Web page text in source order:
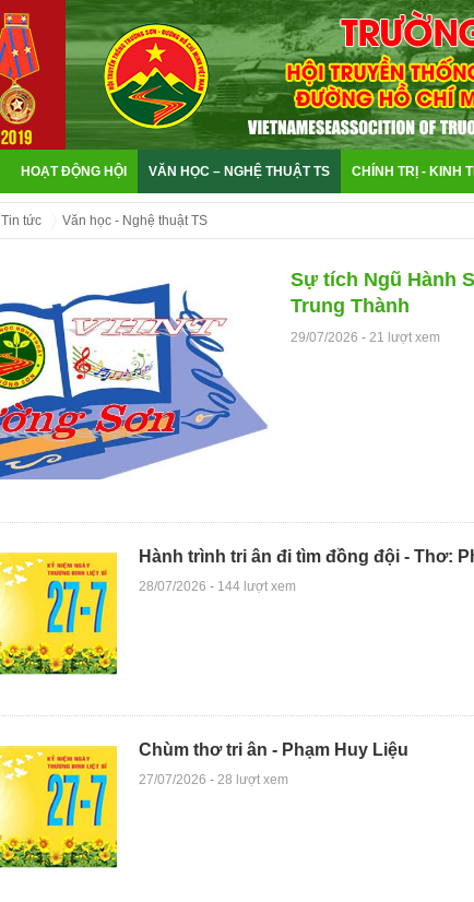
HOẠT ĐỘNG HỘI VĂN HỌC – NGHỆ THUẬT TS CHÍNH TRỊ - KINH
Tin tức Văn học - Nghệ thuật TS
Sự tích Ngũ Hành
Trung Thành
29/07/2026 - 21 lượt xem
Hành trình tri ân đi tìm đồng đội - Thơ:
28/07/2026 - 144 lượt xem
Chùm thơ tri ân - Phạm Huy Liệu
27/07/2026 - 28 lượt xem